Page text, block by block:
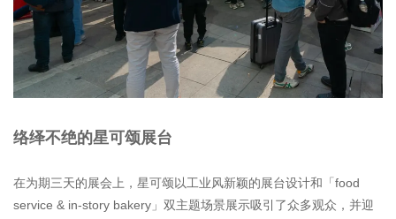
络绎不绝的星可颂展台
在为期三天的展会上，星可颂以工业风新颖的展台设计和「food
service & in-story bakery」双主题场景展示吸引了众多观众，并迎